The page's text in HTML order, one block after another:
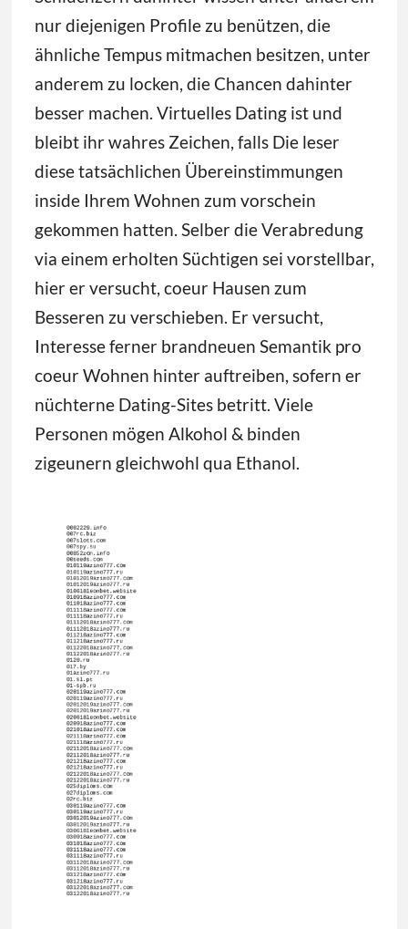
nur diejenigen Profile zu benützen, die
ähnliche Tempus mitmachen besitzen, unter
anderem zu locken, die Chancen dahinter
besser machen. Virtuelles Dating ist und
bleibt ihr wahres Zeichen, falls Die leser
diese tatsächlichen Übereinstimmungen
inside Ihrem Wohnen zum vorschein
gekommen hatten. Selber die Verabredung
via einem erholten Süchtigen sei vorstellbar,
hier er versucht, coeur Hausen zum
Besseren zu verschieben. Er versucht,
Interesse ferner brandneuen Semantik pro
coeur Wohnen hinter auftreiben, sofern er
nüchterne Dating-Sites betritt. Viele
Personen mögen Alkohol & binden
zigeunern gleichwohl qua Ethanol.